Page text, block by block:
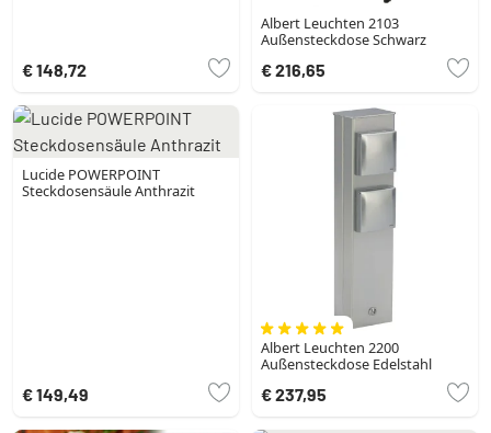
€ 148,72
Albert Leuchten 2103
Außensteckdose Schwarz
€ 216,65
Lucide POWERPOINT
Steckdosensäule Anthrazit
€ 149,49
Albert Leuchten 2200
Außensteckdose Edelstahl
€ 237,95